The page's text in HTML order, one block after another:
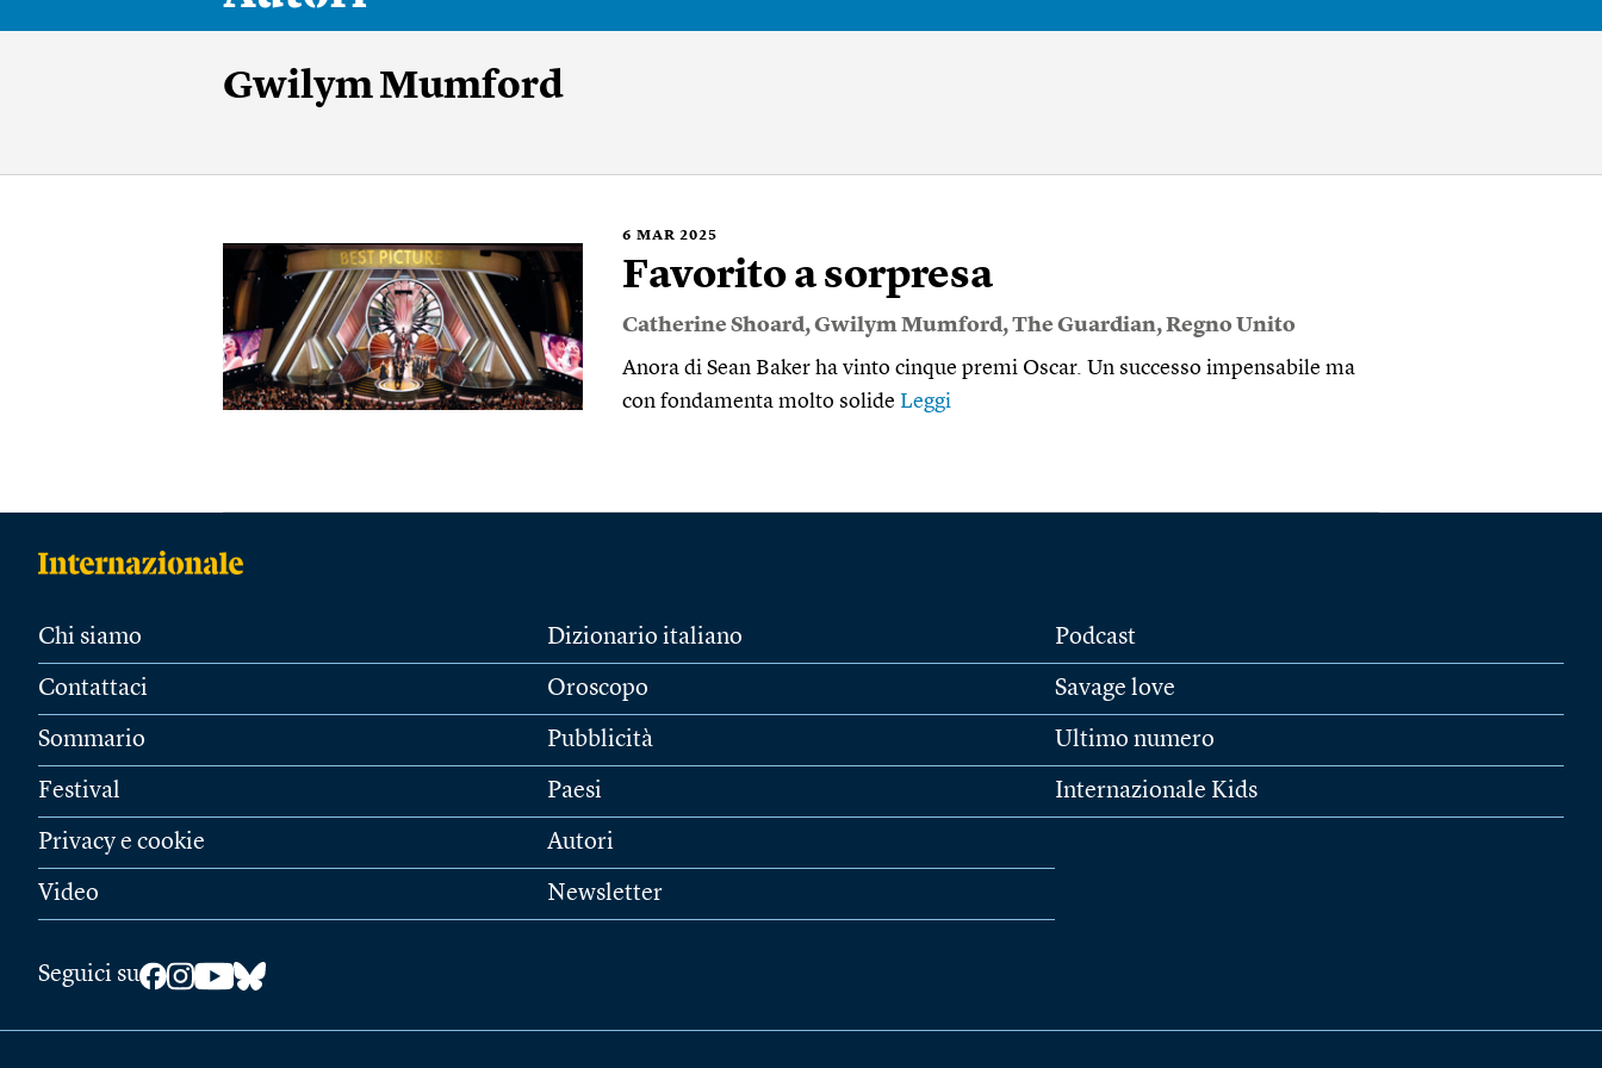
Gwilym Mumford
6 MAR 2025
Favorito a sorpresa
Catherine Shoard,Gwilym Mumford,The Guardian,Regno Unito
Anora di Sean Baker ha vinto cinque premi Oscar. Un successo impensabile ma
con fondamenta molto solide Leggi
Chi siamo
Contattaci
Sommario
Festival
Privacy e cookie
Video
Dizionario italiano
Oroscopo
Pubblicità
Paesi
Autori
Newsletter
Podcast
Savage love
Ultimo numero
Internazionale Kids
Seguici su